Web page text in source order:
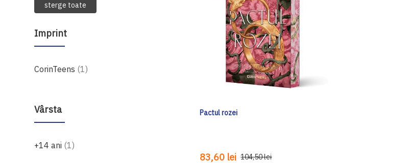
sterge toate
Imprint
CorinTeens 1produs
Vârsta
+14 ani 1produs
Pactul rozei
83,60 lei 104,50 lei